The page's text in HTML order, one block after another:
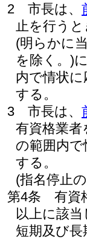
2
市長は、
止を行う
(明らかに
を除く。)
内で情状
する。
3
市長は、
有資格業
の範囲内
する。
(指名停止
第4条
有資
以上に該
短期及び